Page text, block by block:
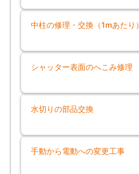
中柱の修理・交換（1mあたり）
シャッター表面のへこみ修理
水切りの部品交換
手動から電動への変更工事